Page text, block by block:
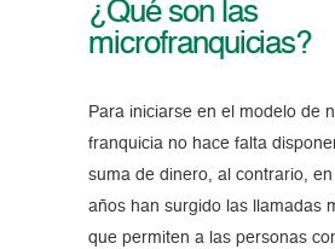
¿Qué son las
microfranquicias?
Para iniciarse en el modelo de
franquicia no hace falta
suma de dinero, al contrario,
años han surgido las llamadas
que permiten a las personas